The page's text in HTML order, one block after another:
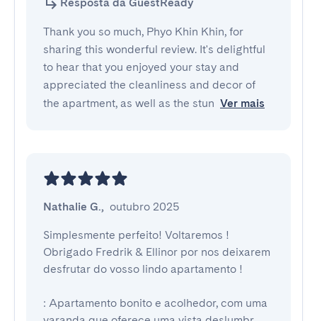
Thank you so much, Phyo Khin Khin, for
sharing this wonderful review. It's delightful
to hear that you enjoyed your stay and
appreciated the cleanliness and decor of
the apartment, as well as the stun Ver mais
Nathalie G., outubro 2025
Simplesmente perfeito! Voltaremos !
Obrigado Fredrik & Ellinor por nos deixarem
desfrutar do vosso lindo apartamento !
: Apartamento bonito e acolhedor, com uma